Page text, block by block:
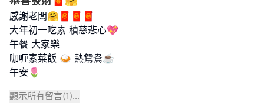
感謝老闆🤗🧧🧧🧧
大年初一吃素 積慈悲心💖
午餐 大家樂
咖喱素菜飯 🍛 熱鴛鴦☕️
午安🌷
顯示所有留言(1)...